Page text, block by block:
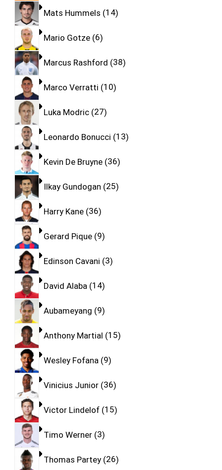
Mats Hummels 14
Mario Gotze 6
Marcus Rashford 38
Marco Verratti 10
Luka Modric 27
Leonardo Bonucci 13
Kevin De Bruyne 36
Ilkay Gundogan 25
Harry Kane 36
Gerard Pique 9
Edinson Cavani 3
David Alaba 14
Aubameyang 9
Anthony Martial 15
Wesley Fofana 9
Vinicius Junior 36
Victor Lindelof 15
Timo Werner 3
Thomas Partey 26